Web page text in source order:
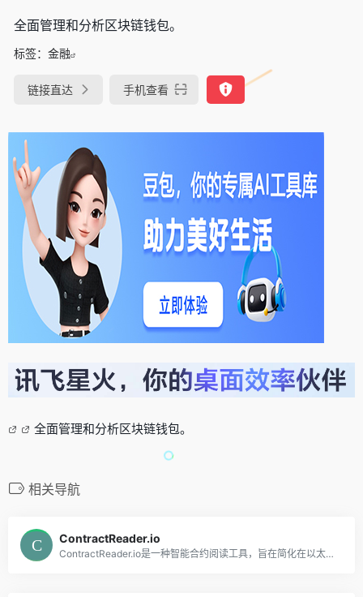
全面管理和分析区块链钱包。
标签： 金融
链接直达 手机查看
全面管理和分析区块链钱包。
相关导航
ContractReader.io
ContractReader.io是一种智能合约阅读工具，旨在简化在以太坊主网上理解智能合约的过程。